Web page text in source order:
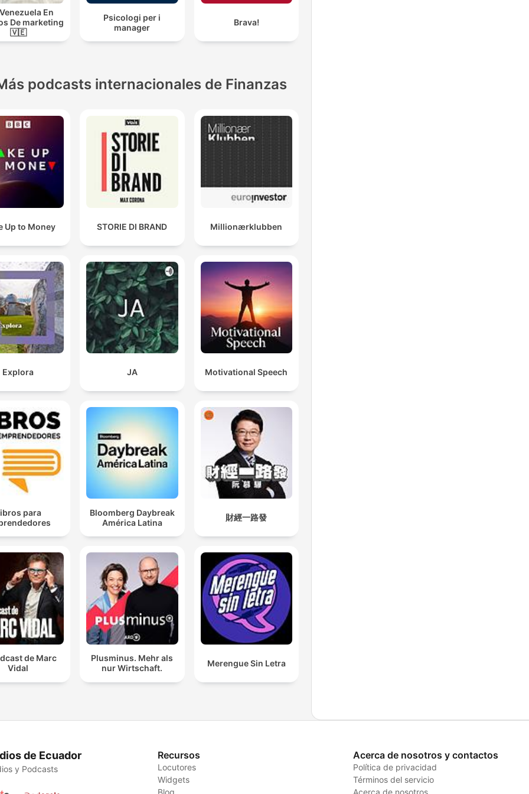
En
De marketing
🇻🇪
Psicologi per i
manager
Brava!
podcasts internacionales de Finanzas
Up to Money STORIE DI BRAND Millionærklubben
Explora JA Motivational Speech
para
Bloomberg Daybreak
América Latina
財經一路發
de Marc
Vidal
Plusminus. Mehr als
nur Wirtschaft.
Merengue Sin Letra
de Ecuador
y Podcasts
Recursos
Locutores
Widgets
Blog
Acerca de nosotros y contactos
Política de privacidad
Términos del servicio
Acerca de nosotros